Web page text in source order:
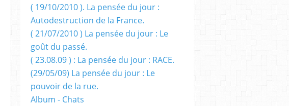
( 19/10/2010 ). La pensée du jour :
Autodestruction de la France.
( 21/07/2010 ) La pensée du jour : Le
goût du passé.
( 23.08.09 ) : La pensée du jour : RACE.
(29/05/09) La pensée du jour : Le
pouvoir de la rue.
Album - Chats